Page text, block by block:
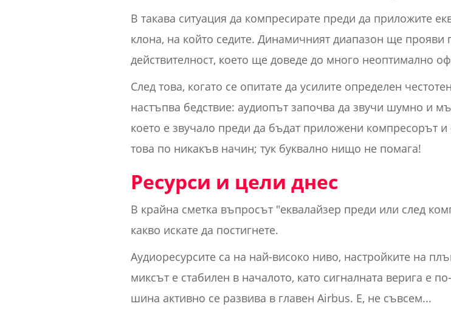
В такава ситуация да компресирате преди да приложите
клона, на който седите. Динамичният диапазон ще прояви
действителност, което ще доведе до много неоптимално
След това, когато се опитате да усилите определен
настъпва бедствие: аудиопът започва да звучи шумно и
което е звучало преди да бъдат приложени компресорът
това по никакъв начин; тук буквално нищо не помага!
Ресурси и цели днес
В крайна сметка въпросът "еквалайзер преди или след
какво искате да постигнете.
Аудиоресурсите са на най-високо ниво, настройките на
миксът е стабилен в началото, като сигналната верига е
шина активно се развива в главен Airbus. Е, не съвсем...